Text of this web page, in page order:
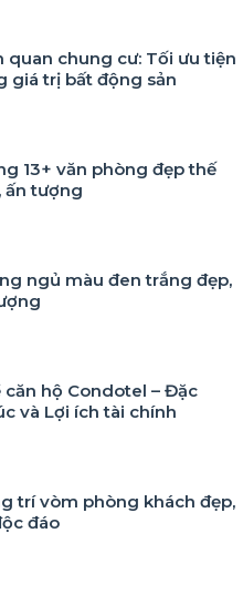
quan chung cư: Tối ưu tiện
giá trị bất động sản
13+ văn phòng đẹp thế
ấn tượng
ngủ màu đen trắng đẹp,
căn hộ Condotel – Đặc
và Lợi ích tài chính
trí vòm phòng khách đẹp,
đáo